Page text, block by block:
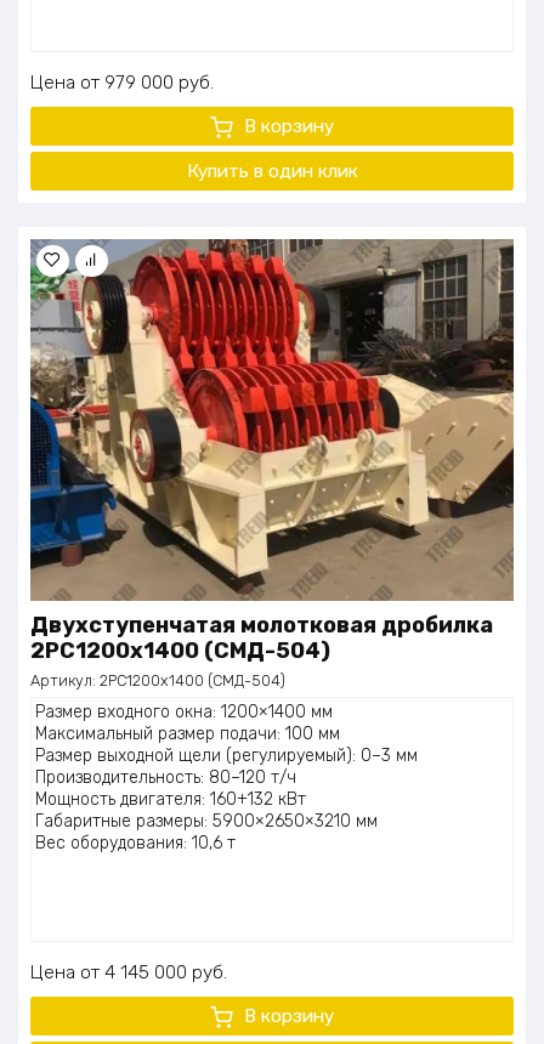
Цена 979 000 руб.
В корзину
Купить в один клик
Двухступенчатая молотковая дробилка
2PC1200х1400 (СМД-504)
Артикул: 2PC1200x1400 (СМД-504)
Размер входного окна: 1200×1400 мм
Максимальный размер подачи: 100 мм
Размер выходной щели (регулируемый): 0–3 мм
Производительность: 80–120 т/ч
Мощность двигателя: 160+132 кВт
Габаритные размеры: 5900×2650×3210 мм
Вес оборудования: 10,6 т
Цена 4 145 000 руб.
В корзину